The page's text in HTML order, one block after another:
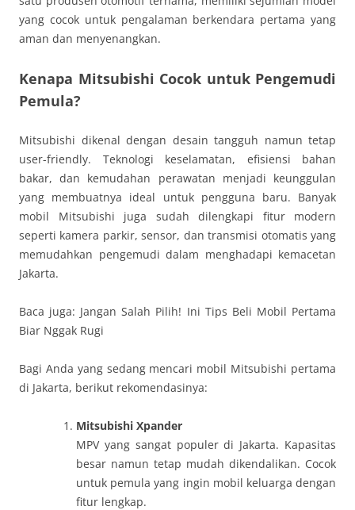
yang cocok untuk pengalaman berkendara pertama yang
aman dan menyenangkan.
Kenapa Mitsubishi Cocok untuk Pengemudi
Pemula?
Mitsubishi dikenal dengan desain tangguh namun tetap
user-friendly. Teknologi keselamatan, efisiensi bahan
bakar, dan kemudahan perawatan menjadi keunggulan
yang membuatnya ideal untuk pengguna baru. Banyak
mobil Mitsubishi juga sudah dilengkapi fitur modern
seperti kamera parkir, sensor, dan transmisi otomatis yang
memudahkan pengemudi dalam menghadapi kemacetan
Jakarta.
Baca juga: Jangan Salah Pilih! Ini Tips Beli Mobil Pertama
Biar Nggak Rugi
Bagi Anda yang sedang mencari mobil Mitsubishi pertama
di Jakarta, berikut rekomendasinya:
Mitsubishi Xpander
MPV yang sangat populer di Jakarta. Kapasitas
besar namun tetap mudah dikendalikan. Cocok
untuk pemula yang ingin mobil keluarga dengan
fitur lengkap.